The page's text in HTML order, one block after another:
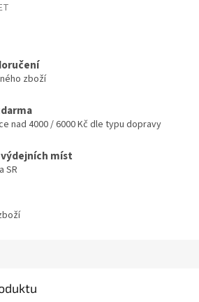
zboží
nad 4000 / 6000 Kč dle typu dopravy
výdejních míst
SR